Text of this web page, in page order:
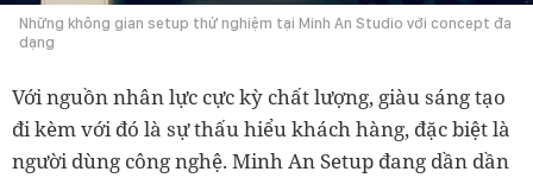
Những không gian setup thử nghiệm tại Minh An Studio với concept đa
dạng
Với nguồn nhân lực cực kỳ chất lượng, giàu sáng tạo
đi kèm với đó là sự thấu hiểu khách hàng, đặc biệt là
người dùng công nghệ. Minh An Setup đang dần dần